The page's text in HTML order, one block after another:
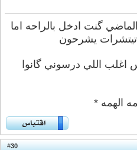
گنت ادخل بالراحه اما
تيتشرات يشرحون
اللي درسوني گانوا
الهمه *
30